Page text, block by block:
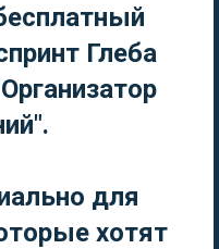
Глеба
для
хотят